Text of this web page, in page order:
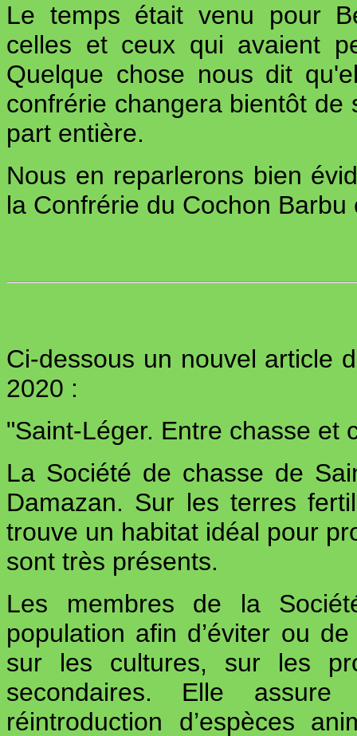
Le temps était venu pour
celles et ceux qui avaient
Quelque chose nous dit
confrérie changera bientôt
part entière.
Nous en reparlerons bien
la Confrérie du Cochon
Ci-dessous un nouvel article
2020 :
"Saint-Léger. Entre chasse et
La Société de chasse de
Damazan. Sur les terres
trouve un habitat idéal pour
sont très présents.
Les membres de la
population afin d’éviter ou
sur les cultures, sur les
secondaires. Elle
réintroduction d’espèces